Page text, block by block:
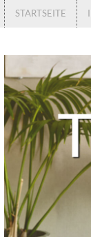
STARTSEITE